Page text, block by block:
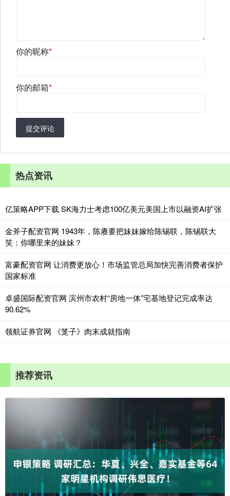
你的昵称*
你的邮箱*
提交评论
热点资讯
亿策略APP下载 SK海力士考虑100亿美元美国上市以融资AI扩张
金斧子配资官网 1943年，陈赓要把妹妹嫁给陈锡联，陈锡联大
笑：你哪里来的妹妹？
富豪配资官网 让消费更放心！市场监管总局加快完善消费者保护
国家标准
卓盛国际配资官网 滨州市农村“房地一体”宅基地登记完成率达
90.62%
领航证券官网 《笼子》肉末成就指南
推荐资讯